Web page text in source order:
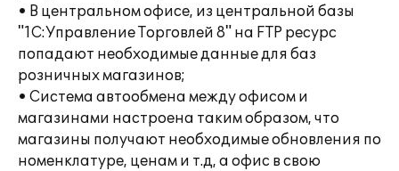
• В центральном офисе, из центральной базы
"1С:Управление Торговлей 8" на FTP ресурс
попадают необходимые данные для баз
розничных магазинов;
• Система автообмена между офисом и
магазинами настроена таким образом, что
магазины получают необходимые обновления по
номенклатуре, ценам и т.д, а офис в свою